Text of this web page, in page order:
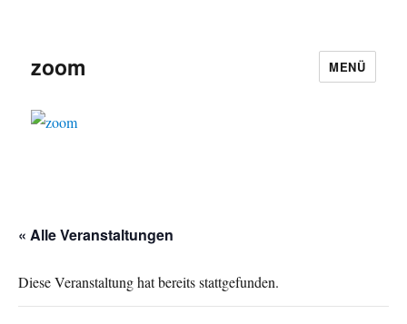
zoom MENÜ
« Alle Veranstaltungen
Diese Veranstaltung hat bereits stattgefunden.